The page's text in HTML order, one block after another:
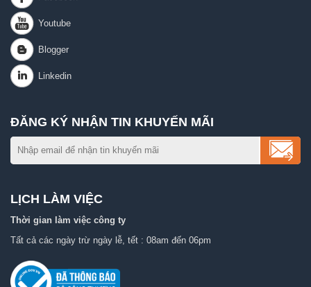
ĐĂNG KÝ NHẬN TIN KHUYẾN MÃI
LỊCH LÀM VIỆC
Thời gian làm việc công ty
Tất cả các ngày trừ ngày lễ, tết : 08am đến 06pm